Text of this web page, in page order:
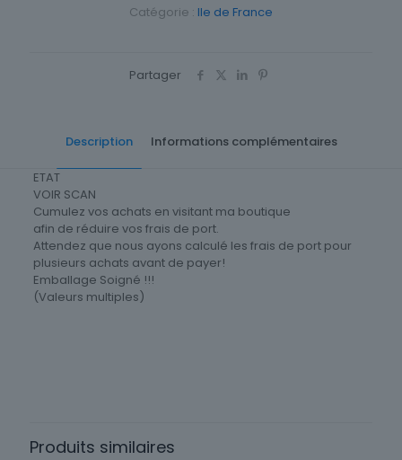
Catégorie : Ile de France
Partager
Description Informations complémentaires
ETAT
VOIR SCAN
Cumulez vos achats en visitant ma boutique
afin de réduire vos frais de port.
Attendez que nous ayons calculé les frais de port pour
plusieurs achats avant de payer!
Emballage Soigné !!!
(Valeurs multiples)
Produits similaires